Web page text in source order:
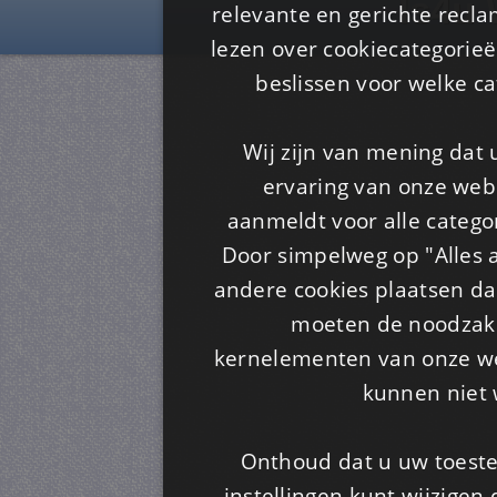
Is4u
relevante en gerichte
lezen over
beslissen voor welke
Wij zijn van mening dat
ervaring van onze
aanmeldt voor alle
Door simpelweg op
andere cookies plaatsen
moeten de
kernelementen van onze
kunnen niet
Onthoud dat u uw